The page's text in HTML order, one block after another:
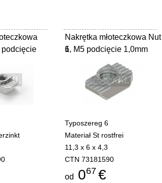
podcięcie
Nakrętka młoteczkowa Nut
6, M5 podcięcie 1,0mm
1
Typoszereg 6
Materiał St rostfrei
11,3 x 6 x 4,3
CTN 73181590
od 067 €